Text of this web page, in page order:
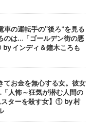
車の運転手の“後ろ”を見る
のは…「ゴールデン街の悪
インディ＆鐘木ころも
てお金を無心する女。彼女
人怖～狂気が潜む人間の
ターを殺す女】① by 村